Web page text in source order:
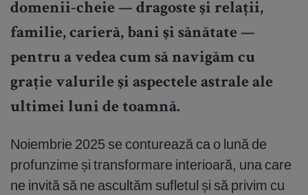
domenii-cheie — dragoste şi relaţii,
familie, carieră, bani şi sănătate —
pentru a vedea cum să navigăm cu
graţie valurile şi aspectele astrale ale
ultimei luni de toamnă.
Noiembrie 2025 se conturează ca o lună de
profunzime și transformare interioară, una care
ne invită să ne ascultăm sufletul și să privim cu